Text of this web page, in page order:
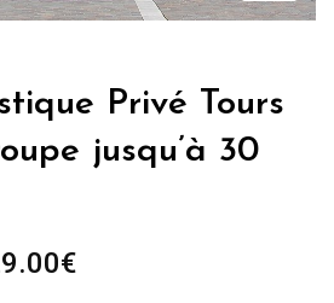
Privé Tours
jusqu’à 30
€Plage